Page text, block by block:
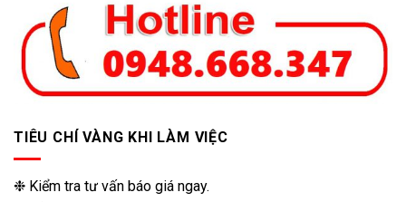
TIÊU CHÍ VÀNG KHI LÀM VIỆC
❉ Kiểm tra tư vấn báo giá ngay.